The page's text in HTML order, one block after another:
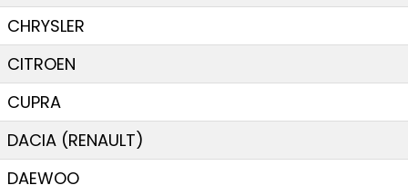
CHRYSLER
CITROEN
CUPRA
DACIA (RENAULT)
DAEWOO